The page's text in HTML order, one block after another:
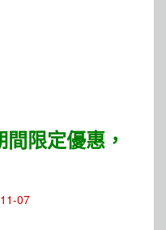
限定優惠，
07